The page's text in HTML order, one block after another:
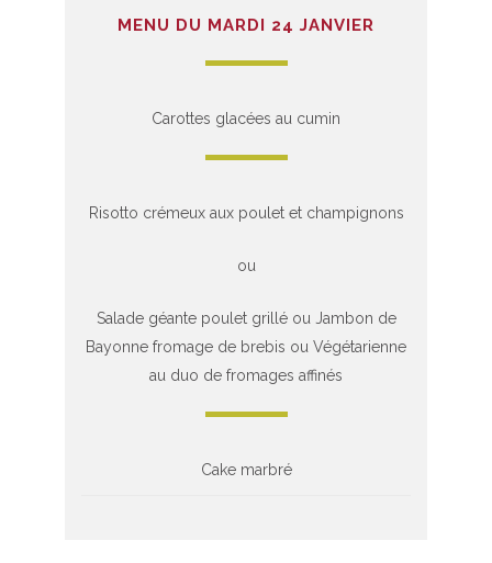
MENU DU MARDI 24 JANVIER
Carottes glacées au cumin
Risotto crémeux aux poulet et champignons
ou
Salade géante poulet grillé ou Jambon de
Bayonne fromage de brebis ou Végétarienne
au duo de fromages affinés
Cake marbré